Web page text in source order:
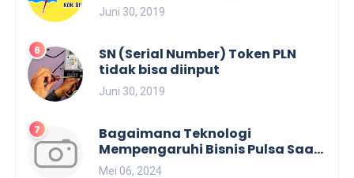
Juni 30, 2019
SN (Serial Number) Token PLN
tidak bisa diinput
Juni 30, 2019
Bagaimana Teknologi
Mempengaruhi Bisnis Pulsa Saat
Ini?
Mei 06, 2024